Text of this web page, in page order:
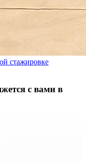
стажировке
с вами в